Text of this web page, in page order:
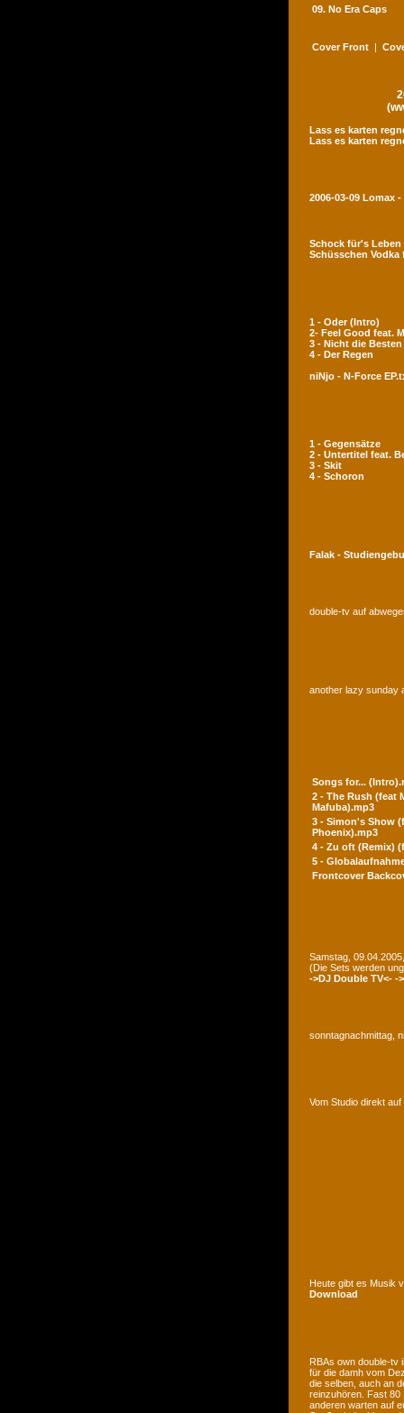
09. No Era Caps
Cover Front |
Lass es karten
Lass es karten
2006-03-09 Lomax
Schock für's
Schüsschen Vodka
1 - Oder (Intro)
2- Feel Good feat.
3 - Nicht die Besten
4 - Der Regen
niNjo - N-Force
1 - Gegensätze
2 - Untertitel feat.
3 - Skit
4 - Schoron
Falak -
double-tv auf
another lazy sunday
Songs for...
2 - The Rush (feat
Mafuba).mp3
3 - Simon's Show
Phoenix).mp3
4 - Zu oft (Remix)
5 -
Frontcover
Samstag,
(Die Sets werden
->DJ Double TV<- -
sonntagnachmittag,
Vom Studio direkt
Heute gibt es Musik
Download
RBAs own double-tv
für die damh vom
die selben, auch an
reinzuhören. Fast 80
anderen warten auf